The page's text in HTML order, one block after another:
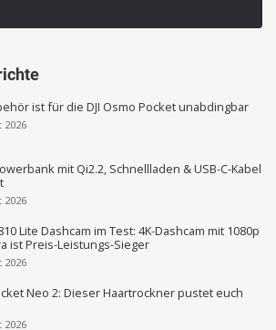
ist für die DJI Osmo Pocket unabdingbar
2026
mit Qi2.2, Schnellladen & USB-C-Kabel
2026
Lite Dashcam im Test: 4K-Dashcam mit 1080p
ist Preis-Leistungs-Sieger
2026
Neo 2: Dieser Haartrockner pustet euch
2026